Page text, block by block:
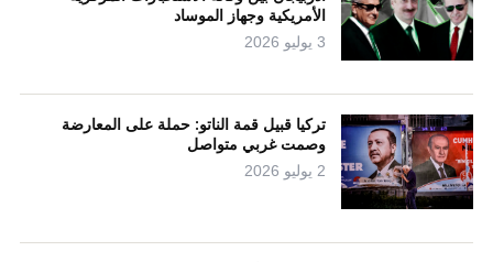
الأمريكية وجهاز الموساد
3 يوليو 2026
تركيا قبيل قمة الناتو: حملة على المعارضة
وصمت غربي متواصل
2 يوليو 2026